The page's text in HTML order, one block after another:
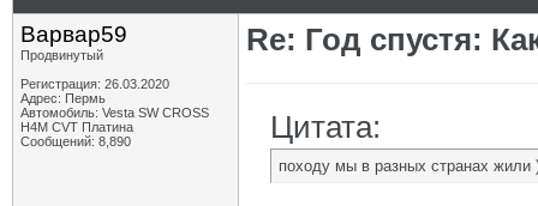
Варвар59
Продвинутый
Регистрация: 26.03.2020
Адрес: Пермь
Автомобиль: Vesta SW CROSS
H4M CVT Платина
Сообщений: 8,890
Re: Год спустя:
Цитата:
походу мы в разных странах жили